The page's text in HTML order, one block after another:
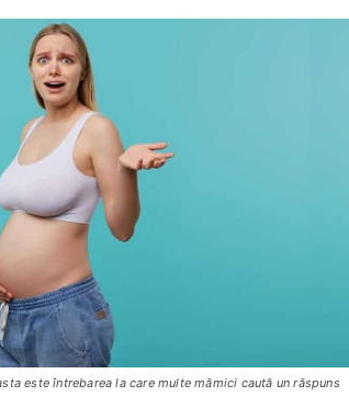
este întrebarea la care multe mămici caută un răspuns